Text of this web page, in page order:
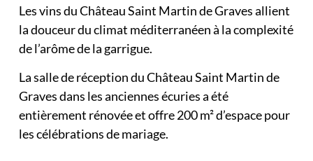
Les vins du Château Saint Martin de Graves allient
la douceur du climat méditerranéen à la complexité
de l’arôme de la garrigue.
La salle de réception du Château Saint Martin de
Graves dans les anciennes écuries a été
entièrement rénovée et offre 200 m² d’espace pour
les célébrations de mariage.